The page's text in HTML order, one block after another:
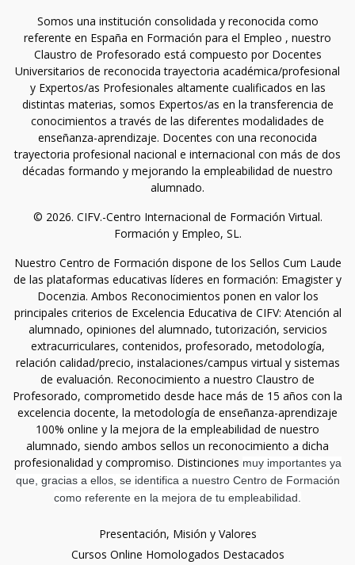
Somos una institución consolidada y reconocida como
referente en España en Formación para el Empleo , nuestro
Claustro de Profesorado está compuesto por Docentes
Universitarios de reconocida trayectoria académica/profesional
y Expertos/as Profesionales altamente cualificados en las
distintas materias, somos Expertos/as en la transferencia de
conocimientos a través de las diferentes modalidades de
enseñanza-aprendizaje. Docentes con una reconocida
trayectoria profesional nacional e internacional con más de dos
décadas formando y mejorando la empleabilidad de nuestro
alumnado.
© 2026. CIFV.-Centro Internacional de Formación Virtual.
Formación y Empleo, SL.
Nuestro Centro de Formación dispone de los Sellos Cum Laude
de las plataformas educativas líderes en formación: Emagister y
Docenzia. Ambos Reconocimientos ponen en valor los
principales criterios de Excelencia Educativa de CIFV: Atención al
alumnado, opiniones del alumnado, tutorización, servicios
extracurriculares, contenidos, profesorado, metodología,
relación calidad/precio, instalaciones/campus virtual y sistemas
de evaluación. Reconocimiento a nuestro Claustro de
Profesorado, comprometido desde hace más de 15 años con la
excelencia docente, la metodología de enseñanza-aprendizaje
100% online y la mejora de la empleabilidad de nuestro
alumnado, siendo ambos sellos un reconocimiento a dicha
profesionalidad y compromiso. Distinciones muy importantes ya
que, gracias a ellos, se identifica a nuestro Centro de Formación
como referente en la mejora de tu empleabilidad.
Presentación, Misión y Valores
Cursos Online Homologados Destacados